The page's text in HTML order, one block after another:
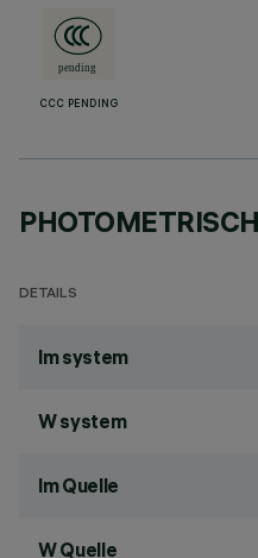
CCC PENDING
DETAILS
lm system
W system
lm Quelle
W Quelle